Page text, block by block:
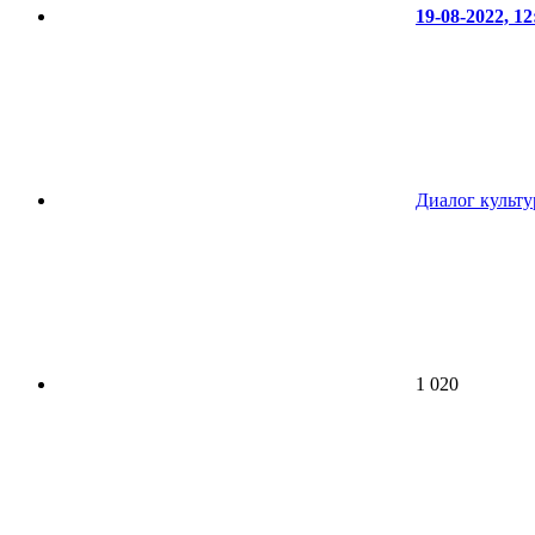
19-08-2022,
Диалог
1 020